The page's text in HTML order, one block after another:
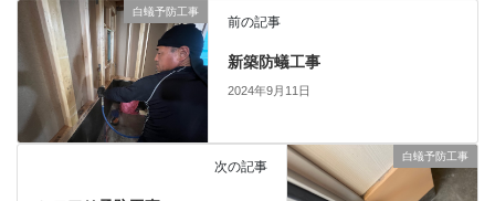
白蟻予防工事
前の記事
新築防蟻工事
2024年9月11日
白蟻予防工事
次の記事